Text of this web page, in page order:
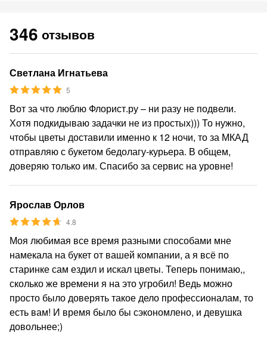
346 отзывов
Светлана Игнатьева
5
Вот за что люблю Флорист.ру – ни разу не подвели.
Хотя подкидываю задачки не из простых))) То нужно,
чтобы цветы доставили именно к 12 ночи, то за МКАД
отправляю с букетом бедолагу-курьера. В общем,
доверяю только им. Спасибо за сервис на уровне!
Ярослав Орлов
4.8
Моя любимая все время разными способами мне
намекала на букет от вашей компании, а я всё по
старинке сам ездил и искал цветы. Теперь понимаю,,
сколько же времени я на это угробил! Ведь можно
просто было доверять такое дело профессионалам, то
есть вам! И время было бы сэкономлено, и девушка
довольнее;)